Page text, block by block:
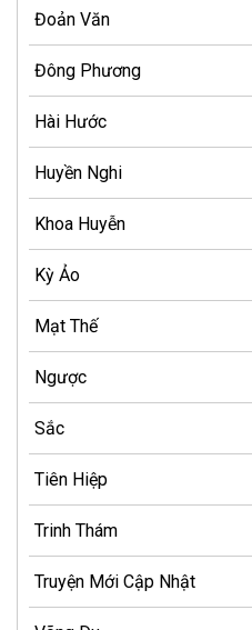
Đoản Văn
Đông Phương
Hài Hước
Huyền Nghi
Khoa Huyễn
Kỳ Ảo
Mạt Thế
Ngược
Sắc
Tiên Hiệp
Trinh Thám
Truyện Mới Cập Nhật